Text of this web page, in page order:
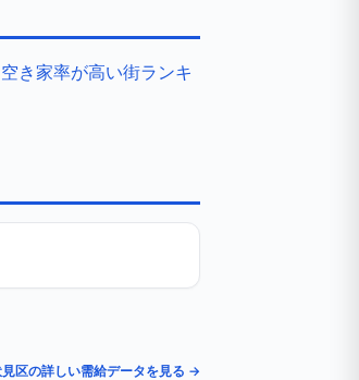
空き家率が高い街ランキ
区の詳しい需給データを見る →